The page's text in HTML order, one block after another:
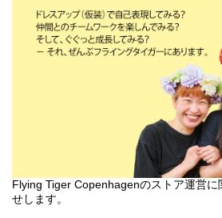
Flying Tiger Copenhagenのストア運営
せします。